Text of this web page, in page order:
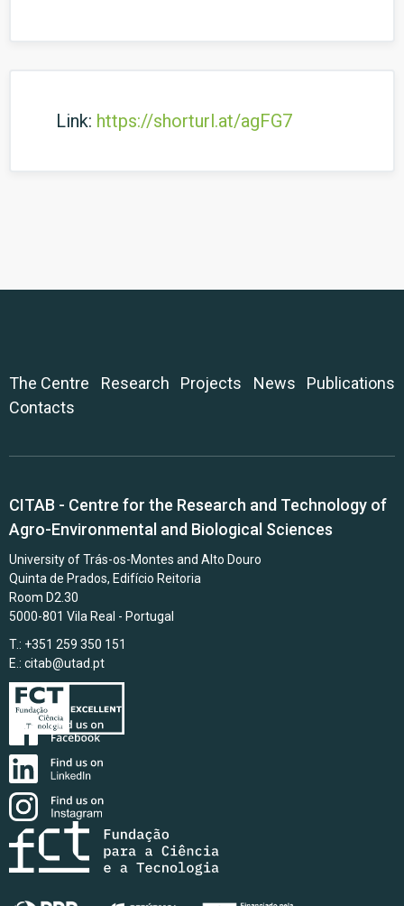
Link: https://shorturl.at/agFG7
The Centre Research Projects News
Publications
Contacts
CITAB - Centre for the Research and Technology of
Agro-Environmental and Biological Sciences
University of Trás-os-Montes and Alto Douro
Quinta de Prados, Edifício Reitoria
Room D2.30
5000-801 Vila Real - Portugal
T.: +351 259 350 151
E.: citab@utad.pt